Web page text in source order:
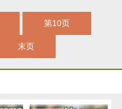
第10页
末页